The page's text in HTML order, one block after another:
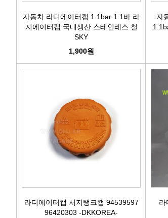
자동차 라디에이터캡 1.1bar 1.1바 라
지에이터캡 국내생산 스테인레스 철
SKY
1,900원
자
라디에이터캡 서지탱크캡 94539597
96420303 -DKKOREA-
라